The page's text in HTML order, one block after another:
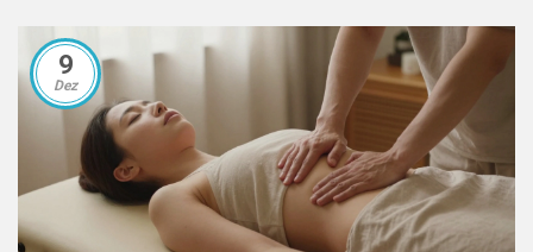
9
Dez